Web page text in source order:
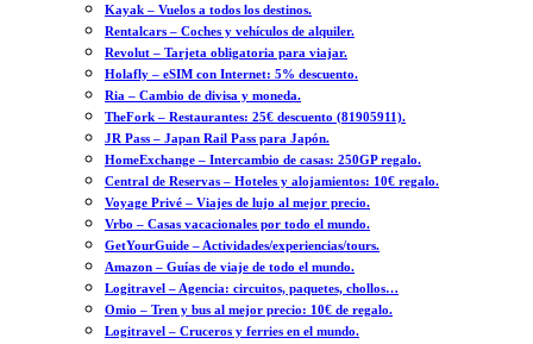
Kayak – Vuelos a todos los destinos.
Rentalcars – Coches y vehículos de alquiler.
Revolut – Tarjeta obligatoria para viajar.
Holafly – eSIM con Internet: 5% descuento.
Ria – Cambio de divisa y moneda.
TheFork – Restaurantes: 25€ descuento (81905911).
JR Pass – Japan Rail Pass para Japón.
HomeExchange – Intercambio de casas: 250GP regalo.
Central de Reservas – Hoteles y alojamientos: 10€ regalo.
Voyage Privé – Viajes de lujo al mejor precio.
Vrbo – Casas vacacionales por todo el mundo.
GetYourGuide – Actividades/experiencias/tours.
Amazon – Guías de viaje de todo el mundo.
Logitravel – Agencia: circuitos, paquetes, chollos…
Omio – Tren y bus al mejor precio: 10€ de regalo.
Logitravel – Cruceros y ferries en el mundo.